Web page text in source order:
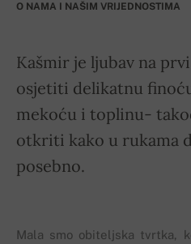
O NAMA I NAŠIM VRIJEDNOSTIMA
Kašmir je ljubav na
osjetiti delikatnu
mekoću i toplinu-
otkriti kako u rukama
posebno.
Mala smo obiteljska tvrtka,